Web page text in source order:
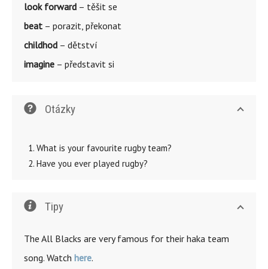
look forward – těšit se
beat – porazit, překonat
childhod – dětství
imagine – představit si
Otázky
What is your favourite rugby team?
Have you ever played rugby?
Tipy
The All Blacks are very famous for their haka team
song. Watch here.